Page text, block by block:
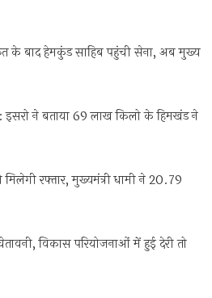
के बाद हेमकुंड साहिब पहुंची सेना, अब मुख्य
इसरो ने बताया 69 लाख किलो के हिमखंड ने
रफ्तार, मुख्यमंत्री धामी ने 20.79
विकास परियोजनाओं में हुई देरी तो